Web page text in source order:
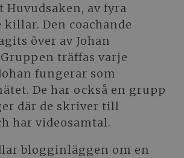
av fyra
killar. Den coachande
över av Johan
träffas varje
fungerar som
De har också en grupp
där de skriver till
har videosamtal.
blogginläggen om en